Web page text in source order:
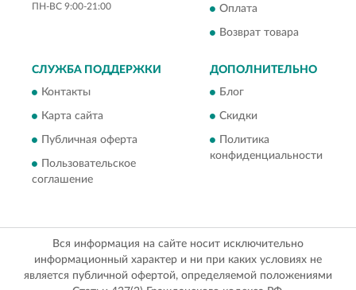
ПН-ВС 9:00-21:00 Оплата
Возврат товара
СЛУЖБА ПОДДЕРЖКИ
Контакты
Карта сайта
Публичная оферта
Пользовательское
соглашение
ДОПОЛНИТЕЛЬНО
Блог
Скидки
Политика
конфиденциальности
Вся информация на сайте носит исключительно
информационный характер и ни при каких условиях не
является публичной офертой, определяемой положениями